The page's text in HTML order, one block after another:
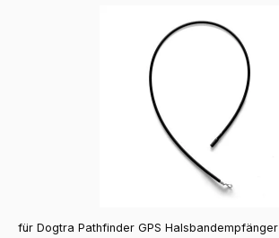
für Dogtra Pathfinder GPS Halsbandempfänger